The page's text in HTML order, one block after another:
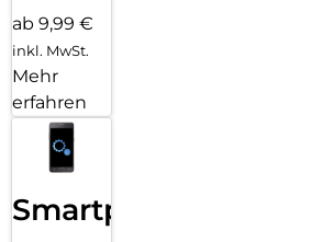
ab 9,99 €
inkl. MwSt.
Mehr
erfahren
Smartphone